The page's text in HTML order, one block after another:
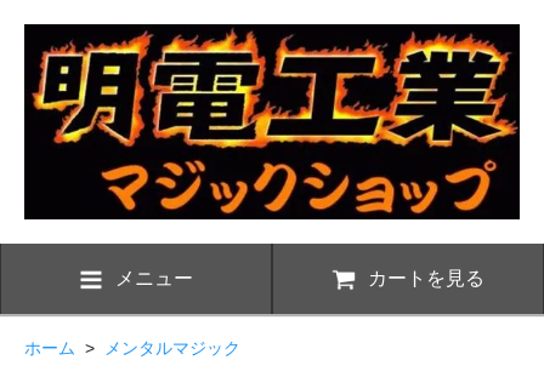
メニュー カートを見る
ホーム > メンタルマジック